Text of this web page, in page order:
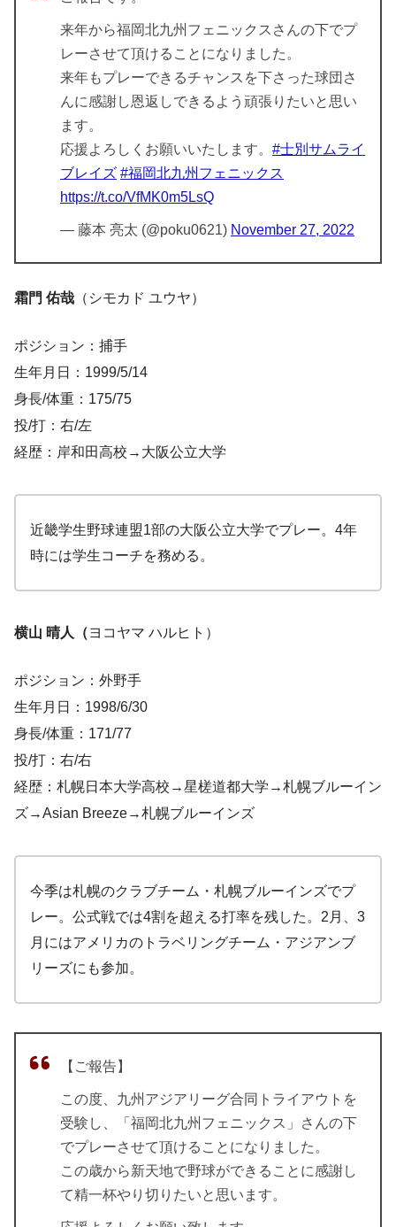
来年から福岡北九州フェニックスさんの下でプ
レーさせて頂けることになりました。
来年もプレーできるチャンスを下さった球団さ
んに感謝し恩返しできるよう頑張りたいと思い
ます。
応援よろしくお願いいたします。 #士別サムライ
ブレイズ #福岡北九州フェニックス
https://t.co/VfMK0m5LsQ
— 藤本 亮太 (@poku0621) November 27, 2022
霜門 佑哉 （シモカド ユウヤ）
ポジション：捕手
生年月日：1999/5/14
身長/体重：175/75
投/打：右/左
経歴：岸和田高校→大阪公立大学
近畿学生野球連盟1部の大阪公立大学でプレー。4年
時には学生コーチを務める。
横山 晴人（ヨコヤマ ハルヒト）
ポジション：外野手
生年月日：1998/6/30
身長/体重：171/77
投/打：右/右
経歴：札幌日本大学高校→星槎道都大学→札幌ブルーイン
ズ→Asian Breeze→札幌ブルーインズ
今季は札幌のクラブチーム・札幌ブルーインズでプ
レー。公式戦では4割を超える打率を残した。2月、3
月にはアメリカのトラベリングチーム・アジアンブ
リーズにも参加。
【ご報告】
この度、九州アジアリーグ合同トライアウトを
受験し、「福岡北九州フェニックス」さんの下
でプレーさせて頂けることになりました。
この歳から新天地で野球ができることに感謝し
て精一杯やり切りたいと思います。